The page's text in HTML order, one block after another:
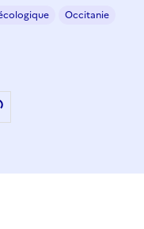
Occitanie
par email